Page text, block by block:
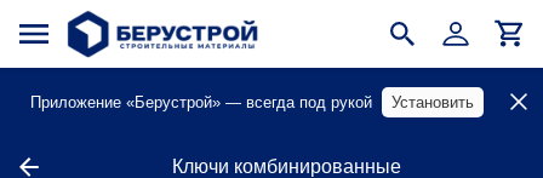
Приложение «Берустрой» — всегда под рукой Установить
Ключи комбинированные